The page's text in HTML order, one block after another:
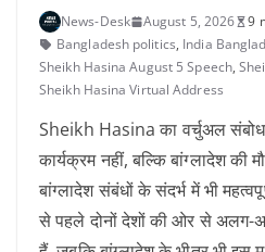
News-Desk August 5, 2026
9
Bangladesh politics, India
Sheikh Hasina August 5 Speech,
Sheikh Hasina Virtual Address
Sheikh Hasina का वर्चुअल
कार्यक्रम नहीं, बल्कि बांग्लादेश की
बांग्लादेश संबंधों के संदर्भ में भी
से पहले दोनों देशों की ओर से अलग-